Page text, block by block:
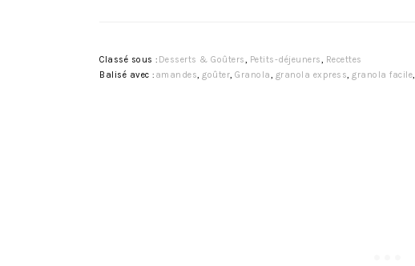
Classé sous : Desserts & Goûters, Petits-déjeuners, Recettes
Balisé avec : amandes, goûter, Granola, granola express, granola facile,